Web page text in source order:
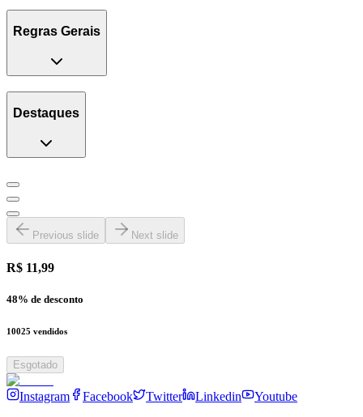
Regras Gerais
Destaques
Previous slide Next slide
R$ 11,99
48% de desconto
10025 vendidos
Esgotado
Instagram Facebook Twitter Linkedin Youtube